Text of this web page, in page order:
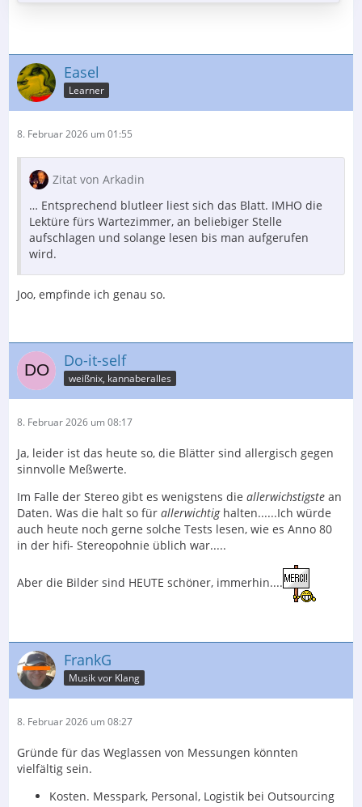
Easel
Learner
8. Februar 2026 um 01:55
Zitat von Arkadin
… Entsprechend blutleer liest sich das Blatt. IMHO die
Lektüre fürs Wartezimmer, an beliebiger Stelle
aufschlagen und solange lesen bis man aufgerufen
wird.
Joo, empfinde ich genau so.
Do-it-self
weißnix, kannaberalles
8. Februar 2026 um 08:17
Ja, leider ist das heute so, die Blätter sind allergisch gegen
sinnvolle Meßwerte.
Im Falle der Stereo gibt es wenigstens die allerwichstigste an
Daten. Was die halt so für allerwichtighalten......Ich würde
auch heute noch gerne solche Tests lesen, wie es Anno 80
in der hifi- Stereopohnie üblich war.....
Aber die Bilder sind HEUTE schöner, immerhin....
FrankG
Musik vor Klang
8. Februar 2026 um 08:27
Gründe für das Weglassen von Messungen könnten
vielfältig sein.
Kosten. Messpark, Personal, Logistik bei Outsourcing